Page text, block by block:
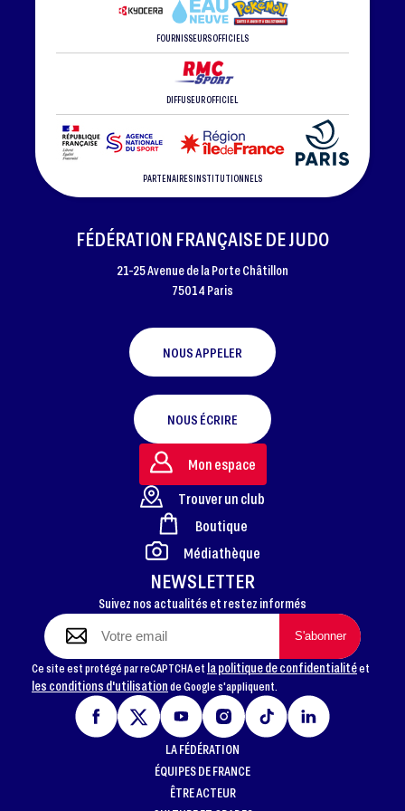
FOURNISSEURS OFFICIELS
DIFFUSEUR OFFICIEL
PARTENAIRES INSTITUTIONNELS
FOOTER
FÉDÉRATION FRANÇAISE DE JUDO
21-25 Avenue de la Porte Châtillon
75014 Paris
NOUS APPELER
NOUS ÉCRIRE
NEWSLETTER
Suivez nos actualités et restez informés
Ce site est protégé par reCAPTCHA et la politique de confidentialitéet
les conditions d'utilisationde Google s'appliquent.
Mon espace
Trouver un club
Boutique
Médiathèque
LA FÉDÉRATION
ÉQUIPES DE FRANCE
ÊTRE ACTEUR